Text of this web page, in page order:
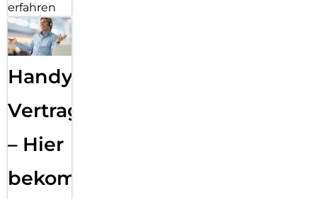
erfahren
Handy
Vertragsabwicklung
– Hier
bekommst